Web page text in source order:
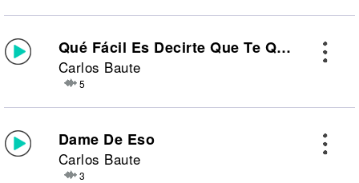
Qué Fácil Es Decirte Que Te Quiero
Carlos Baute
5
Dame De Eso
Carlos Baute
3